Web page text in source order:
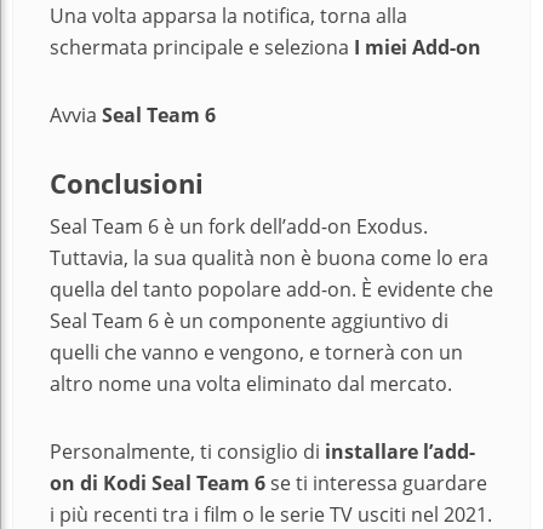
Una volta apparsa la notifica, torna alla
schermata principale e seleziona I miei Add-on
Avvia Seal Team 6
Conclusioni
Seal Team 6 è un fork dell’add-on Exodus.
Tuttavia, la sua qualità non è buona come lo era
quella del tanto popolare add-on. È evidente che
Seal Team 6 è un componente aggiuntivo di
quelli che vanno e vengono, e tornerà con un
altro nome una volta eliminato dal mercato.
Personalmente, ti consiglio di installare l’add-
on di Kodi Seal Team 6se ti interessa guardare
i più recenti tra i film o le serie TV usciti nel 2021.